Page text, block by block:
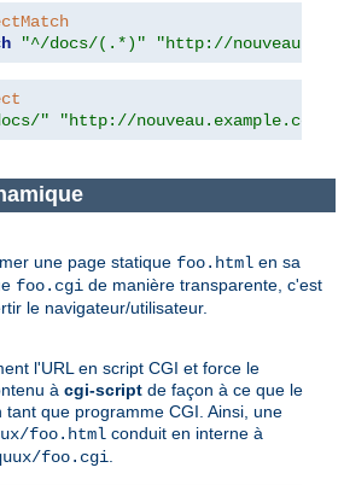
"^/docs/(.*)" "http://
" "http://nouveau.example.com/
une page statique foo.html en sa
foo.cgi de manière transparente, c'est
le navigateur/utilisateur.
l'URL en script CGI et force le
à cgi-script de façon à ce que le
tant que programme CGI. Ainsi, une
foo.html conduit en interne à
foo.cgi